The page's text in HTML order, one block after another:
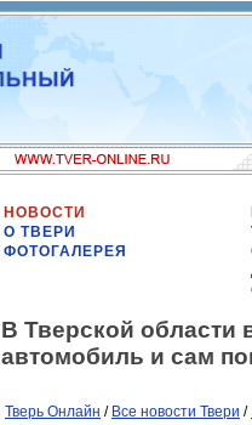
НОВОСТИ
О ТВЕРИ
ФОТОГАЛЕРЕЯ
В Тверской области
автомобиль и сам
Тверь Онлайн / Все новости Твери /